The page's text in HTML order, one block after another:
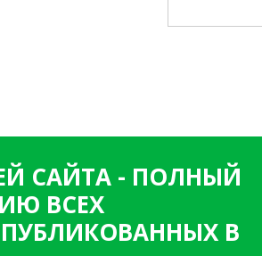
САЙТА - ПОЛНЫЙ
ВСЕХ
В